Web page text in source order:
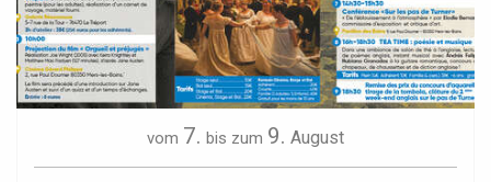
vom 7. bis zum 9. August